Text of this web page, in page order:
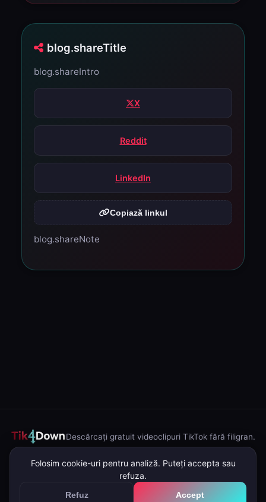
blog.shareTitle
blog.shareIntro
X
Reddit
LinkedIn
Copiază linkul
blog.shareNote
Descărcați gratuit videoclipuri TikTok fără filigran.
Despre noi Politica de confidențialitate Termeni și condiții
Descărcare în masă
Folosim cookie-uri pentru analiză. Puteți accepta sau
refuza.
Refuz Accept